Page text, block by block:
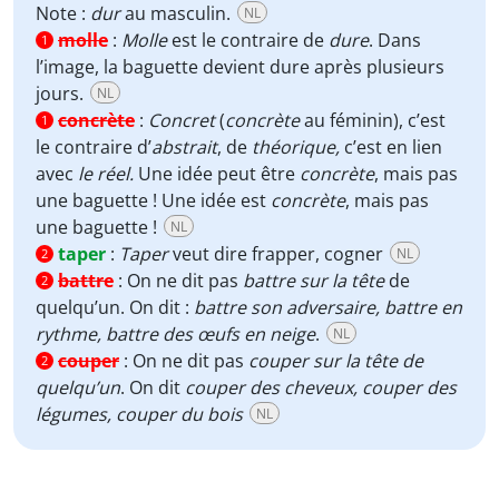
Note : durau masculin. NL
1 molle : Molleest le contraire de dure. Dans
l’image, la baguette devient dure après plusieurs
jours.
NL
1 concrète : Concret(concrèteau féminin), c’est
le contraire d’abstrait, de théorique, c’est en lien
avec le réel. Une idée peut être concrète, mais pas
une baguette ! Une idée est concrète, mais pas
une baguette !
NL
2 taper : Taperveut dire frapper, cogner NL
2 battre : On ne dit pas battre sur la têtede
quelqu’un. On dit : battre son adversaire, battre en
rythme, battre des œufs en neige. NL
2 couper : On ne dit pas couper sur la tête de
quelqu’un. On dit couper des cheveux, couper des
légumes, couper du bois
NL